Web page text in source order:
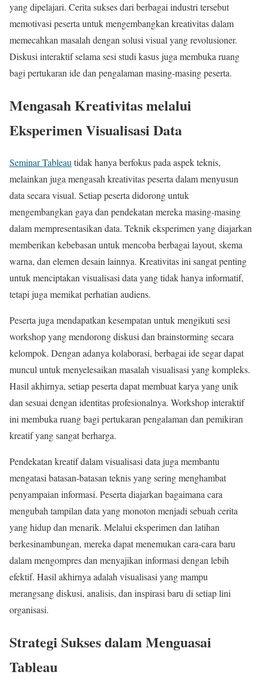
yang dipelajari. Cerita sukses dari berbagai industri tersebut
memotivasi peserta untuk mengembangkan kreativitas dalam
memecahkan masalah dengan solusi visual yang revolusioner.
Diskusi interaktif selama sesi studi kasus juga membuka ruang
bagi pertukaran ide dan pengalaman masing-masing peserta.
Mengasah Kreativitas melalui
Eksperimen Visualisasi Data
Seminar Tableautidak hanya berfokus pada aspek teknis,
melainkan juga mengasah kreativitas peserta dalam menyusun
data secara visual. Setiap peserta didorong untuk
mengembangkan gaya dan pendekatan mereka masing-masing
dalam mempresentasikan data. Teknik eksperimen yang diajarkan
memberikan kebebasan untuk mencoba berbagai layout, skema
warna, dan elemen desain lainnya. Kreativitas ini sangat penting
untuk menciptakan visualisasi data yang tidak hanya informatif,
tetapi juga memikat perhatian audiens.
Peserta juga mendapatkan kesempatan untuk mengikuti sesi
workshop yang mendorong diskusi dan brainstorming secara
kelompok. Dengan adanya kolaborasi, berbagai ide segar dapat
muncul untuk menyelesaikan masalah visualisasi yang kompleks.
Hasil akhirnya, setiap peserta dapat membuat karya yang unik
dan sesuai dengan identitas profesionalnya. Workshop interaktif
ini membuka ruang bagi pertukaran pengalaman dan pemikiran
kreatif yang sangat berharga.
Pendekatan kreatif dalam visualisasi data juga membantu
mengatasi batasan-batasan teknis yang sering menghambat
penyampaian informasi. Peserta diajarkan bagaimana cara
mengubah tampilan data yang monoton menjadi sebuah cerita
yang hidup dan menarik. Melalui eksperimen dan latihan
berkesinambungan, mereka dapat menemukan cara-cara baru
dalam mengompres dan menyajikan informasi dengan lebih
efektif. Hasil akhirnya adalah visualisasi yang mampu
merangsang diskusi, analisis, dan inspirasi baru di setiap lini
organisasi.
Strategi Sukses dalam Menguasai
Tableau